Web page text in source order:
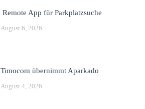
Remote App für Parkplatzsuche
August 6, 2026
Timocom übernimmt Aparkado
August 4, 2026